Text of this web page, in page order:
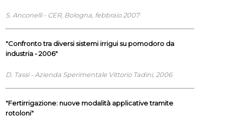
S. Anconelli - CER, Bologna, febbraio 2007
"Confronto tra diversi sistemi irrigui su pomodoro da
industria - 2006"
D. Tassi - Azienda Sperimentale Vittorio Tadini, 2006
"Fertirrigazione: nuove modalità applicative tramite
rotoloni"